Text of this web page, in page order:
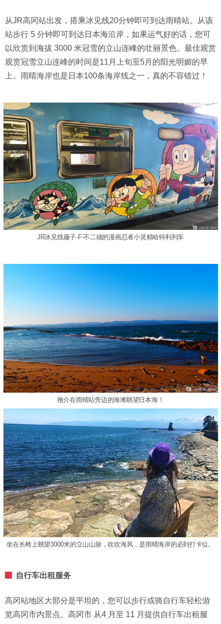
从JR高冈站出发，搭乘冰见线20分钟即可到达雨晴站。从该
站步行 5 分钟即可到达日本海沿岸，如果运气好的话，您可
以欣赏到海拔 3000 米冠雪的立山连峰的壮丽景色。最佳观赏
观赏冠雪立山连峰的时间是11月上旬至5月的阳光明媚的早
上。雨晴海岸也是日本100条海岸线之一，真的不容错过！
JR冰见线藤子·F·不二雄的漫画忍者小灵精哈特利列车
推介在雨晴站旁边的海滩眺望日本海！
坐在长椅上眺望3000米的立山山脉，吹吹海风，是雨晴海岸的必到打卡位。
自行车出租服务
高冈站地区大部分是平坦的，您可以步行或骑自行车轻松游
览高冈市内景点。高冈市 从4 月至 11 月提供自行车出租服